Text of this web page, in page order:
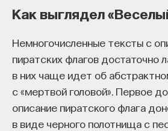
Как выглядел
Немногочисленные тексты с
пиратских флагов достаточно
в них чаще идет об
с «мертвой головой». Первое
описание пиратского флага
в виде черного полотнища с